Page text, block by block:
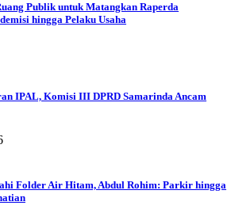
Publik untuk Matangkan Raperda
hingga Pelaku Usaha
IPAL, Komisi III DPRD Samarinda Ancam
Folder Air Hitam, Abdul Rohim: Parkir hingga